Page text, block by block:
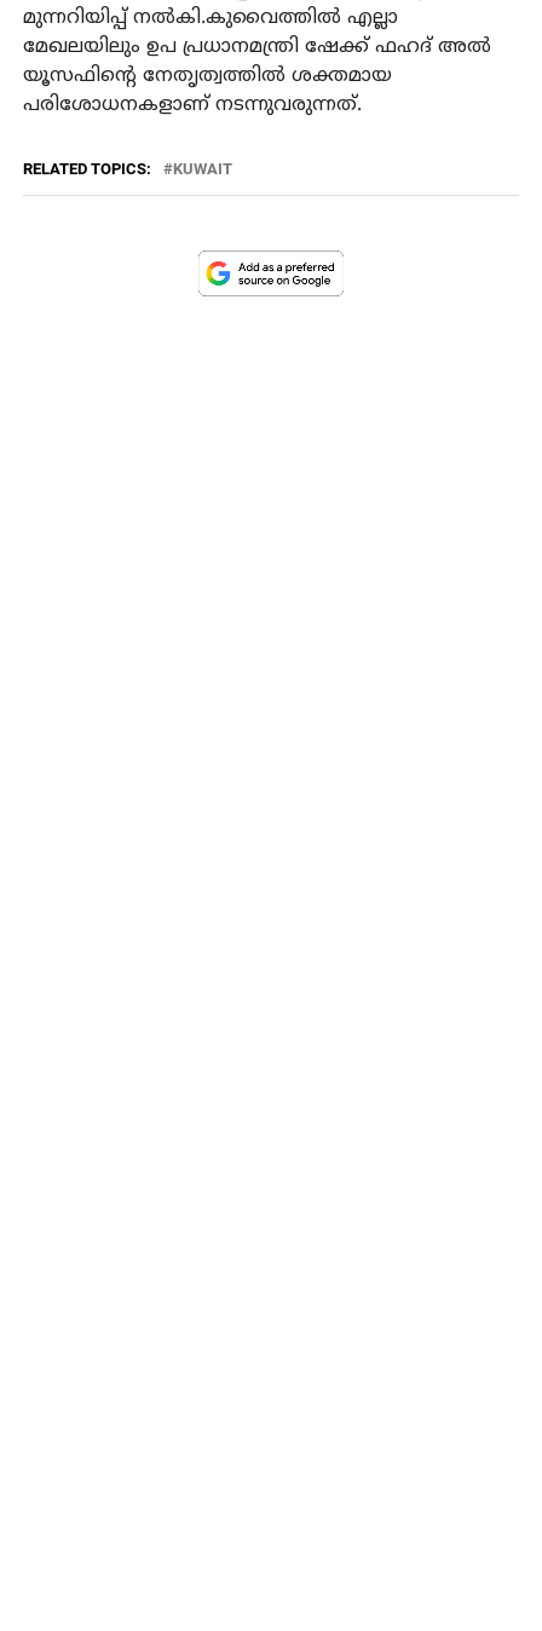
മുന്നറിയിപ്പ് നല്‍കി.കുവൈത്തില്‍ എല്ലാ
മേഖലയിലും ഉപ പ്രധാനമന്ത്രി ഷേക്ക് ഫഹദ് അല്‍
യൂസഫിന്റെ നേതൃത്വത്തില്‍ ശക്തമായ
പരിശോധനകളാണ് നടന്നുവരുന്നത്.
RELATED TOPICS: KUWAIT